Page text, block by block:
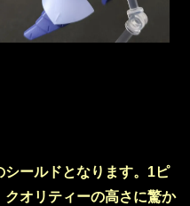
ールドとなります。1ピ
オリティーの高さに驚か